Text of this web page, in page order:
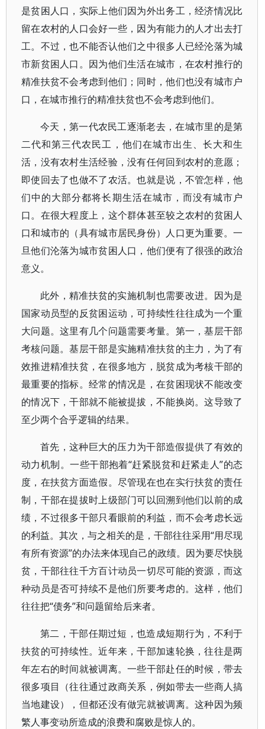
是贫困人口，实际上他们因为外出务工，经济情况比
留在农村的人口会好一些，因为有能力的人才出去打
工。不过，也不能否认他们之中很多人已经沦落为城
市新贫困人口。因为他们生活在城市，在农村推行的
精准扶贫不会考虑到他们；同时，他们也没有城市户
口，在城市推行的精准扶贫也不会考虑到他们。
今天，第一代农民工逐渐老去，在城市里的是第
二代和第三代农民工，他们在城市出生、长大和生
活，没有农村生活经验，没有任何回到农村的意愿；
即使回去了也做不了农活。也就是说，不管怎样，他
们中的大部分都将长期生活在城市，而没有城市户
口。在很大程度上，这个群体甚至较之农村的贫困人
口和城市的（具有城市居民身份）人口更为重要。一
旦他们沦落为城市贫困人口，他们便有了很强的政治
意义。
此外，精准扶贫的实施机制也需要改进。因为是
国家动员型的反贫困运动，可持续性往往成为一个重
大问题。这里有几个问题需要考量。第一，基层干部
考核问题。基层干部是实施精准扶贫的主力，为了有
效推进精准扶贫，在很多地方，脱贫成为考核干部的
最重要的指标。经常的情况是，在贫困现状不能改变
的情况下，干部就不能被提拔，不能换岗。这导致了
至少两个合乎逻辑的结果。
首先，这种巨大的压力为干部造假提供了有效的
动力机制。一些干部抱着“赶紧脱贫和赶紧走人”的态
度，在扶贫方面造假。尽管现在也在实行扶贫的责任
制，干部在提拔时上级部门可以回溯到他们以前的成
绩，不过很多干部只看眼前的利益，而不会考虑长远
的利益。其次，与之相关的是，干部往往采用“用尽现
有所有资源”的办法来体现自己的政绩。因为要尽快脱
贫，干部往往千方百计动员一切尽可能的资源，而这
种动员是否可持续不是他们所要考虑的。这样，他们
往往把“债务”和问题留给后来者。
第二，干部任期过短，也造成短期行为，不利于
扶贫的可持续性。近年来，干部加速轮换，往往是两
年左右的时间就被调离。一些干部赴任的时候，带去
很多项目（往往通过政商关系，例如带去一些商人搞
当地建设），但都还没有做完就被调离。这种因为频
繁人事变动所造成的浪费和腐败是惊人的。